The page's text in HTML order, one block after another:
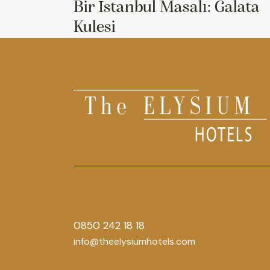
Bir İstanbul Masalı: Galata
Kulesi
0850 242 18 18
info@theelysiumhotels.com